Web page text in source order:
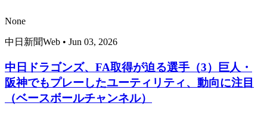
None
中日新聞Web • Jun 03, 2026
中日ドラゴンズ、FA取得が迫る選手（3）巨人・
阪神でもプレーしたユーティリティ、動向に注目
（ベースボールチャンネル）